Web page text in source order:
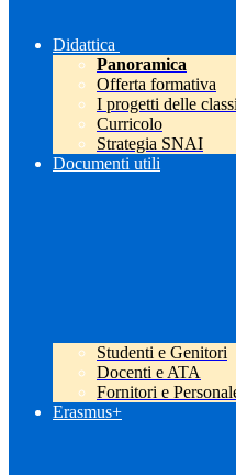
Didattica
Panoramica
Offerta formativa
I progetti delle classi
Curricolo
Strategia SNAI
Documenti utili
Studenti e Genitori
Docenti e ATA
Fornitori e
Erasmus+